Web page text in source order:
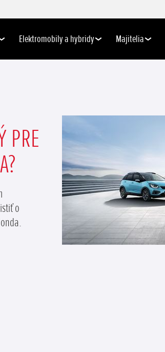
Elektromobily a hybridy Majitelia
PRE
o